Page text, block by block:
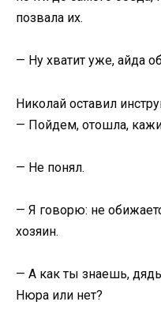
позвала их.
— Ну хватит уже, айда
Николай оставил
— Пойдем, отошла,
— Не понял.
— Я говорю: не
хозяин.
— А как ты знаешь, дядь
Нюра или нет?